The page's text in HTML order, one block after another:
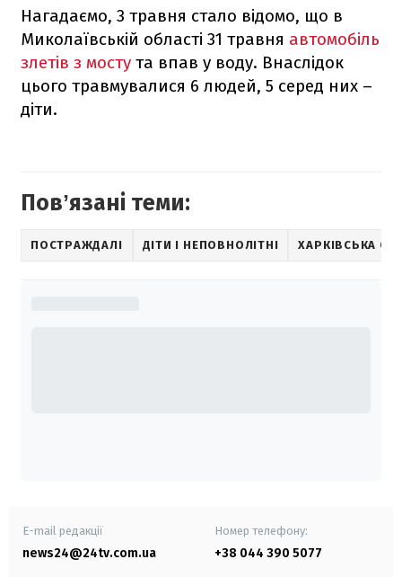
Нагадаємо, 3 травня стало відомо, що в
Миколаївській області 31 травня автомобіль
злетів з мосту та впав у воду. Внаслідок
цього травмувалися 6 людей, 5 серед них –
діти.
Повʼязані теми:
ПОСТРАЖДАЛІ ДІТИ І НЕПОВНОЛІТНІ ХАРКІВСЬКА
E-mail редакції
news24@24tv.com.ua
Номер телефону:
+38 044 390 5077